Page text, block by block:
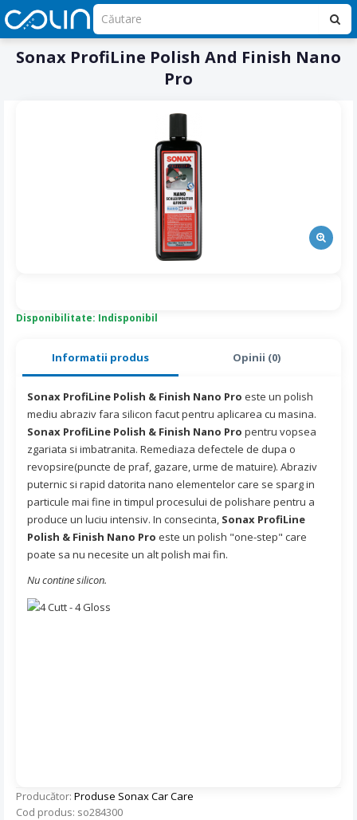
Sonax ProfiLine Polish And Finish Nano
Pro
Informatii produs Opinii (0)
Sonax ProfiLine Polish & Finish Nano Pro este un polish
mediu abraziv fara silicon facut pentru aplicarea cu masina.
Sonax ProfiLine Polish & Finish Nano Pro pentru vopsea
zgariata si imbatranita. Remediaza defectele de dupa o
revopsire(puncte de praf, gazare, urme de matuire). Abraziv
puternic si rapid datorita nano elementelor care se sparg in
particule mai fine in timpul procesului de polishare pentru a
produce un luciu intensiv. In consecinta, Sonax ProfiLine
Polish & Finish Nano Pro este un polish "one-step" care
poate sa nu necesite un alt polish mai fin.
Nu contine silicon.
Producător: Produse Sonax Car Care
Cod produs: so284300
Disponibilitate: Indisponibil